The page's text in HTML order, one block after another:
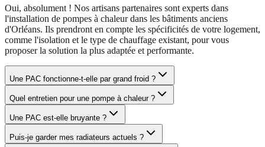
Oui, absolument ! Nos artisans partenaires sont experts dans
l'installation de pompes à chaleur dans les bâtiments anciens
d'Orléans. Ils prendront en compte les spécificités de votre logement,
comme l'isolation et le type de chauffage existant, pour vous
proposer la solution la plus adaptée et performante.
Une PAC fonctionne-t-elle par grand froid ?
Quel entretien pour une pompe à chaleur ?
Une PAC est-elle bruyante ?
Puis-je garder mes radiateurs actuels ?